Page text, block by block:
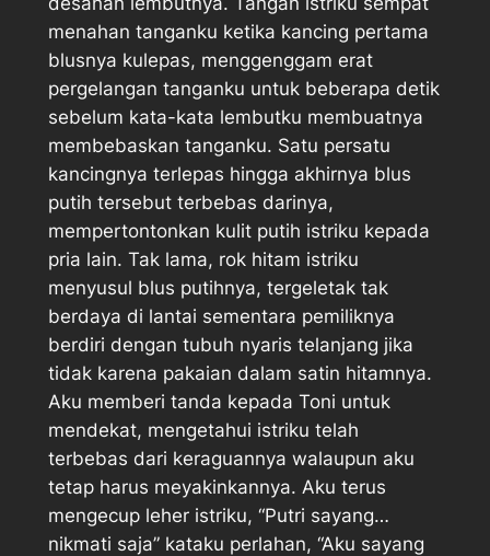
menahan tanganku ketika kancing pertama
blusnya kulepas, menggenggam erat
pergelangan tanganku untuk beberapa detik
sebelum kata-kata lembutku membuatnya
membebaskan tanganku. Satu persatu
kancingnya terlepas hingga akhirnya blus
putih tersebut terbebas darinya,
mempertontonkan kulit putih istriku kepada
pria lain. Tak lama, rok hitam istriku
menyusul blus putihnya, tergeletak tak
berdaya di lantai sementara pemiliknya
berdiri dengan tubuh nyaris telanjang jika
tidak karena pakaian dalam satin hitamnya.
Aku memberi tanda kepada Toni untuk
mendekat, mengetahui istriku telah
terbebas dari keraguannya walaupun aku
tetap harus meyakinkannya. Aku terus
mengecup leher istriku, “Putri sayang…
nikmati saja” kataku perlahan, “Aku sayang